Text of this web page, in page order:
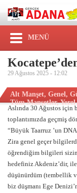
MENÜ
29 Ağustos 2025 - 12:02
Alt Manşet, Genel,
Tüm Manşetler,
Aslında 30 Ağustos için
toplantımızda geçmiş
“Büyük Taarruz ’un
Zira genel geçer
öğrendiğim bilgileri
hedefiniz Akdeniz’dir,
düşünürdüm (tembellik
biz düşmanı Ege